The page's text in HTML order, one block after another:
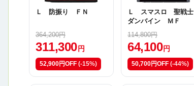
Ｌ 防振り ＦＮ
364,200円
311,300 円
52,900円OFF (-15%)
Ｌ スマスロ 聖戦士
ダンバイン ＭＦ
114,800円
64,100 円
50,700円OFF (-44%)